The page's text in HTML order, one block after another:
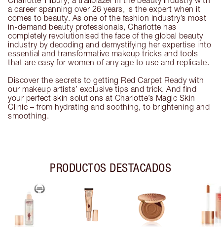
a career spanning over 26 years, is the expert when it
comes to beauty. As one of the fashion industry’s most
in-demand beauty professionals, Charlotte has
completely revolutionised the face of the global beauty
industry by decoding and demystifying her expertise into
essential and transformative makeup tricks and tools
that are easy for women of any age to use and replicate.
Discover the secrets to getting Red Carpet Ready with
our makeup artists’ exclusive tips and trick. And find
your perfect skin solutions at Charlotte’s Magic Skin
Clinic – from hydrating and soothing, to brightening and
smoothing.
PRODUCTOS DESTACADOS